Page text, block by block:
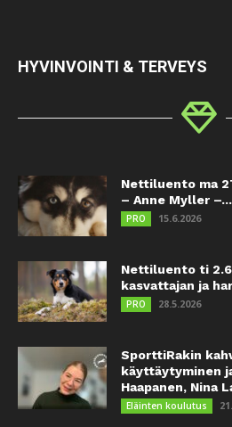
HYVINVOINTI & TERVEYS
Nettiluento ma
– Anne Myller –...
PRO 15.6.2026
Nettiluento ti
kasvattajan ja
PRO 28.5.2026
SporttiRakin
käyttäytyminen
Haapanen, Nina
Eläinten koulutus